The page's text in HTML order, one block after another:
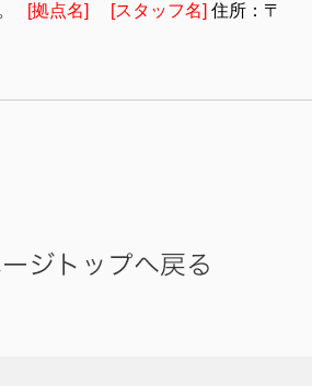
[拠点名] [スタッフ名] 住所：〒